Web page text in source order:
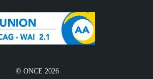
© ONCE 2026